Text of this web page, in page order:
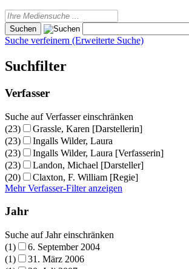
Suche verfeinern (Erweiterte Suche)
Suchfilter
Verfasser
Suche auf Verfasser einschränken
(23)
Grassle, Karen [Darstellerin]
(23)
Ingalls Wilder, Laura
(23)
Ingalls Wilder, Laura [Verfasserin]
(23)
Landon, Michael [Darsteller]
(20)
Claxton, F. William [Regie]
Mehr Verfasser-Filter anzeigen
Jahr
Suche auf Jahr einschränken
(1)
6. September 2004
(1)
31. März 2006